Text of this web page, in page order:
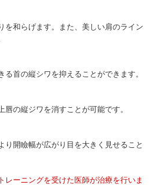
を和らげます。また、美しい肩のライン
る首の縦シワを抑えることができます。
唇の縦ジワを消すことが可能です。
り開瞼幅が広がり目を大きく見せること
ーニングを受けた医師が治療を行いま